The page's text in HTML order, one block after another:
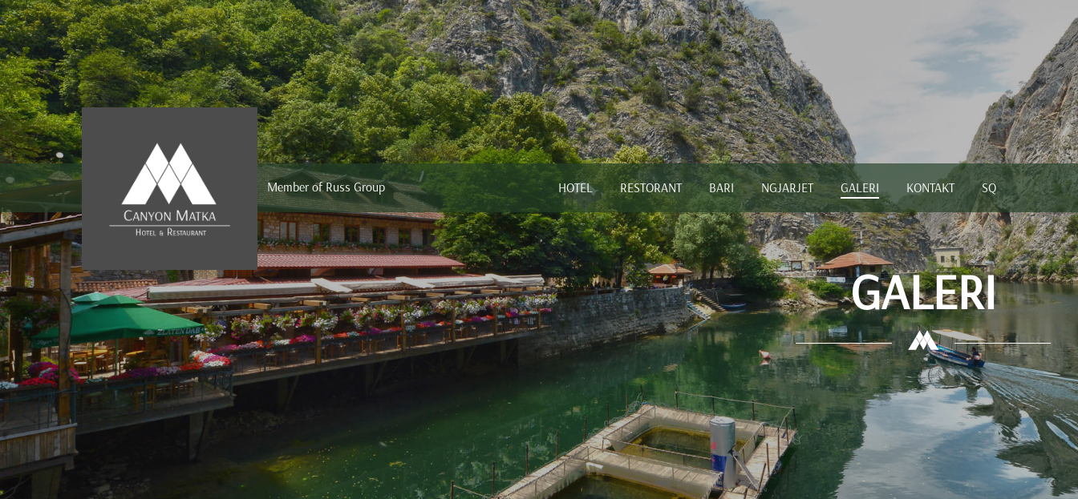
Member of Russ Group HOTEL RESTORANT BARI NGJARJET GALERI KONTAKT SQ
GALERI